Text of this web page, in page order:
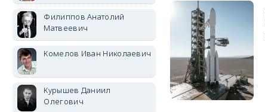
Филиппов Анатолий
Матвеевич
Комелов Иван Николаевич
Курышев Даниил
Олегович